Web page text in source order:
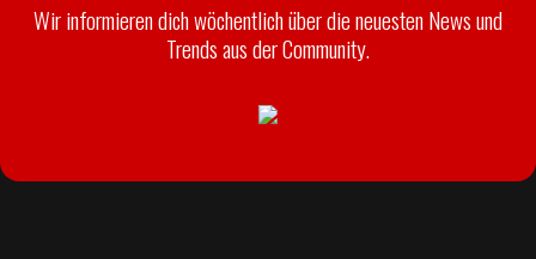
Wir informieren dich wöchentlich über die neuesten News und
Trends aus der Community.